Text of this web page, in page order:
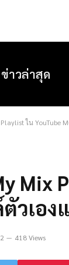
ข่าวล่าสุด
Playlist ใน
Mix
วเอ
418 Views